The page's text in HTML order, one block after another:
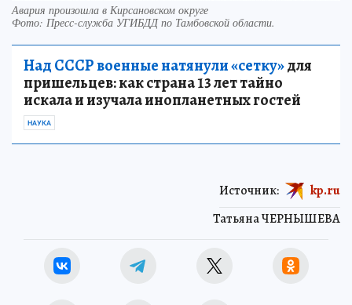
Авария произошла в Кирсановском округе
Фото: Пресс-служба УГИБДД по Тамбовской области.
Над СССР военные натянули «сетку»для
пришельцев: как страна 13 лет тайно
искала и изучала инопланетных гостей
НАУКА
Татьяна ЧЕРНЫШЕВА
Источник: kp.ru